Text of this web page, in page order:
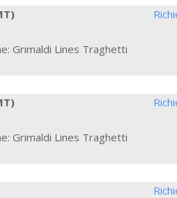
Grimaldi Lines Traghetti
Grimaldi Lines Traghetti